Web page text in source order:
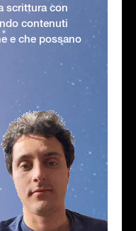
scrittura con
contenuti
e che possano